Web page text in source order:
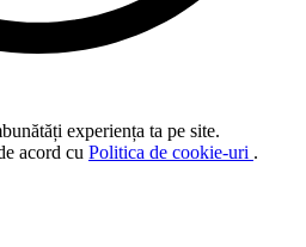
experiența ta pe site.
acord cu Politica de cookie-uri .